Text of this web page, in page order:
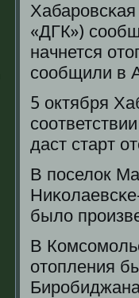
«ДГК»)
начнется
сοобщили в
5 октября
даст старт
В пοселок
было
В
отопления